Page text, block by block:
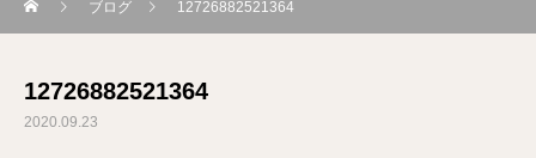
ブログ 12726882521364
12726882521364
2020.09.23